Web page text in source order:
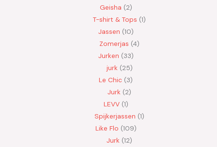
Geisha 2
T-shirt & Tops 1
Jassen 10
Zomerjas 4
Jurken 33
jurk 25
Le Chic 3
Jurk 2
LEVV 1
Spijkerjassen 1
Like Flo 109
Jurk 12